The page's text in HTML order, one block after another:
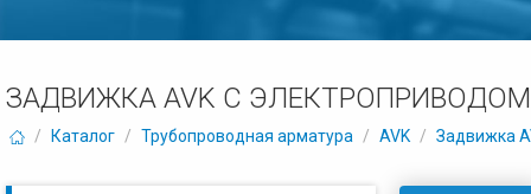
ЗАДВИЖКА AVK С ЭЛЕКТРОПРИВОДОМ
/ Каталог / Трубопроводная арматура / AVK / Задвижка